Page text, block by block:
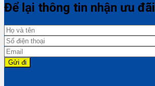
Để lại thông tin nhận ưu đãi